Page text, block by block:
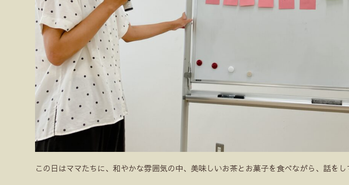
この日はママたちに、和やかな雰囲気の中、美味しいお茶とお菓子を食べながら、話をし